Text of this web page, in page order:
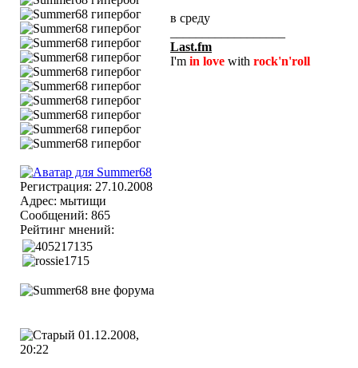
Регистрация: 27.10.2008
Адрес: мытищи
Сообщений: 865
Рейтинг мнений:
в среду
Last.fm
I'm in love with rock'n'roll
01.12.2008,
20:22